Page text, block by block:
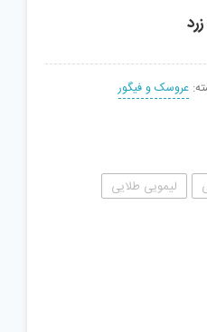
عروسک و فیگور
لیمویی طلایی